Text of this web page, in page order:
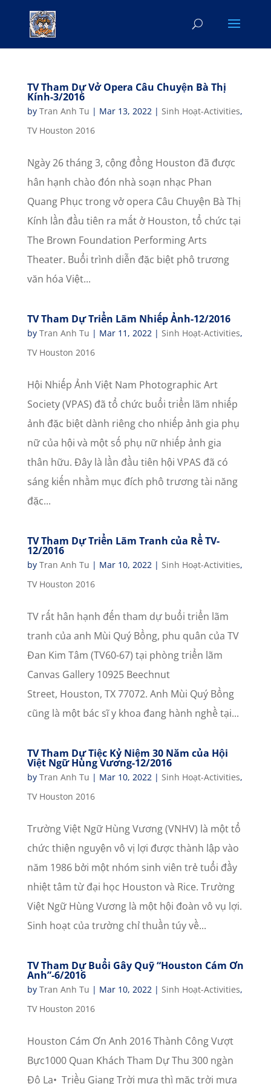
TV Tham Dự Vở Opera Câu Chuyện Bà Thị
Kính-3/2016
by Tran Anh Tu | Mar 13, 2022| Sinh Hoạt-Activities,
TV Houston 2016
Ngày 26 tháng 3, cộng đồng Houston đã được
hân hạnh chào đón nhà soạn nhạc Phan
Quang Phục trong vở opera Câu Chuyện Bà Thị
Kính lần đầu tiên ra mắt ở Houston, tổ chức tại
The Brown Foundation Performing Arts
Theater. Buổi trình diễn đặc biệt phô trương
văn hóa Việt...
TV Tham Dự Triển Lãm Nhiếp Ảnh-12/2016
by Tran Anh Tu | Mar 11, 2022| Sinh Hoạt-Activities,
TV Houston 2016
Hội Nhiếp Ảnh Việt Nam Photographic Art
Society (VPAS) đã tổ chức buổi triển lãm nhiếp
ảnh đặc biệt dành riêng cho nhiếp ảnh gia phụ
nữ của hội và một số phụ nữ nhiếp ảnh gia
thân hữu. Đây là lần đầu tiên hội VPAS đã có
sáng kiến nhằm mục đích phô trương tài năng
đặc...
TV Tham Dự Triển Lãm Tranh của Rể TV-
12/2016
by Tran Anh Tu | Mar 10, 2022| Sinh Hoạt-Activities,
TV Houston 2016
TV rất hân hạnh đến tham dự buổi triển lãm
tranh của anh Mùi Quý Bồng, phu quân của TV
Đan Kim Tâm (TV60-67) tại phòng triển lãm
Canvas Gallery 10925 Beechnut
Street, Houston, TX 77072. Anh Mùi Quý Bồng
cũng là một bác sĩ y khoa đang hành nghề tại...
TV Tham Dự Tiệc Kỷ Niệm 30 Năm của Hội
Việt Ngữ Hùng Vương-12/2016
by Tran Anh Tu | Mar 10, 2022| Sinh Hoạt-Activities,
TV Houston 2016
Trường Việt Ngữ Hùng Vương (VNHV) là một tổ
chức thiện nguyện vô vị lợi được thành lập vào
năm 1986 bởi một nhóm sinh viên trẻ tuổi đầy
nhiệt tâm từ đại học Houston và Rice. Trường
Việt Ngữ Hùng Vương là một hội đoàn vô vụ lợi.
Sinh hoạt của trường chỉ thuần túy về...
TV Tham Dự Buổi Gây Quỹ “Houston Cám Ơn
Anh”-6/2016
by Tran Anh Tu | Mar 10, 2022| Sinh Hoạt-Activities,
TV Houston 2016
Houston Cám Ơn Anh 2016 Thành Công Vượt
Bực1000 Quan Khách Tham Dự Thu 300 ngàn
Đô La• Triều Giang Trời mưa thì mặc trời mưa